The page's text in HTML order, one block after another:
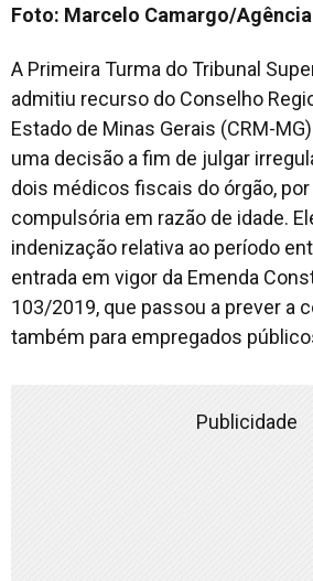
Foto: Marcelo Camargo/Agência
A Primeira Turma do Tribunal
admitiu recurso do Conselho
Estado de Minas Gerais (CRM-
uma decisão a fim de julgar
dois médicos fiscais do órgão,
compulsória em razão de idade.
indenização relativa ao período
entrada em vigor da Emenda
103/2019, que passou a prever a
também para empregados
Publicidade